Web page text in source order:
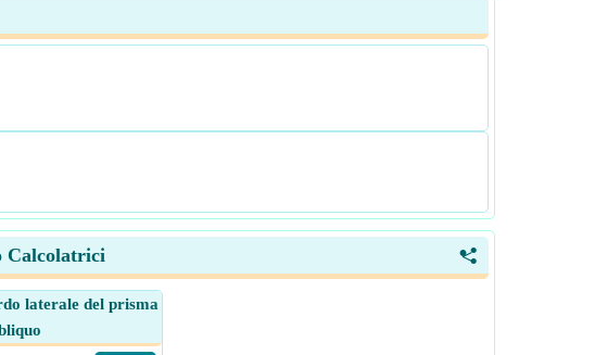
<
Calcolatrici
laterale del prisma